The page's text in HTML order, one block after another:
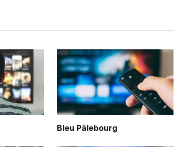
Bleu Pâlebourg